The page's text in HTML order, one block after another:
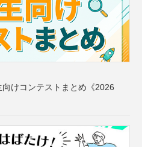
けコンテストまとめ《2026